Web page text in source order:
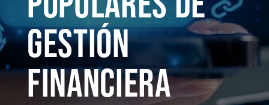
gestión
financiera